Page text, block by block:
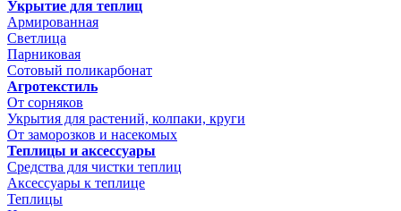
Укрытие для теплиц
Армированная
Светлица
Парниковая
Сотовый поликарбонат
Агротекстиль
От сорняков
Укрытия для растений, колпаки, круги
От заморозков и насекомых
Теплицы и аксессуары
Средства для чистки теплиц
Аксессуары к теплице
Теплицы